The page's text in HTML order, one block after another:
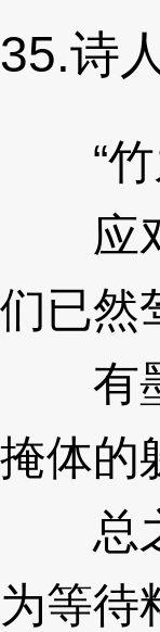
35.诗
“竹
应对
们已然
有墨
掩体
总之
为等待